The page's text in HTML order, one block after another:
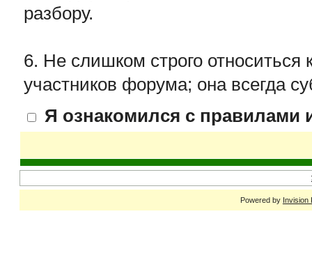
разбору.
6. Не слишком строго относиться
участников форума; она всегда
Я ознакомился с правилами
Powered by Invision